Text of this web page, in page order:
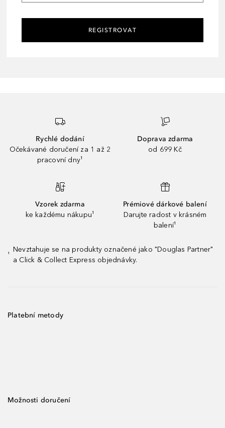
REGISTROVAT
Rychlé dodání
Očekávané doručení za 1 až 2
pracovní dny¹
Doprava zdarma
od 699 Kč
Vzorek zdarma
ke každému nákupu¹
Prémiové dárkové balení
Darujte radost v krásném
balení¹
¹
Nevztahuje se na produkty označené jako "Douglas Partner"
a Click & Collect Express objednávky.
Platební metody
Možnosti doručení